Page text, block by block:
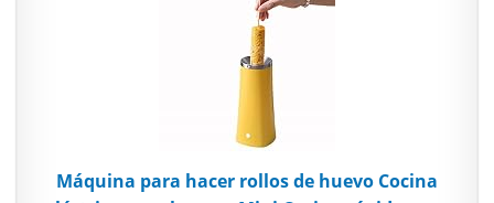
Máquina para hacer rollos de huevo Cocina